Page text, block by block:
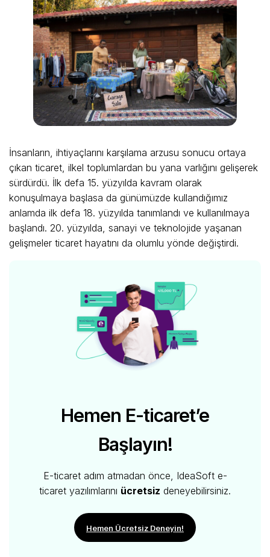
İnsanların, ihtiyaçlarını karşılama arzusu sonucu ortaya
çıkan ticaret, ilkel toplumlardan bu yana varlığını gelişerek
sürdürdü. İlk defa 15. yüzyılda kavram olarak
konuşulmaya başlasa da günümüzde kullandığımız
anlamda ilk defa 18. yüzyılda tanımlandı ve kullanılmaya
başlandı. 20. yüzyılda, sanayi ve teknolojide yaşanan
gelişmeler ticaret hayatını da olumlu yönde değiştirdi.
Hemen E-ticaret’e
Başlayın!
E-ticaret adım atmadan önce, IdeaSoft e-
ticaret yazılımlarını ücretsiz deneyebilirsiniz.
Hemen Ücretsiz Deneyin!